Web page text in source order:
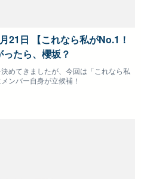
21日 【これなら私がNo.1！
たら、櫻坂？
めてきましたが、今回は「これなら私
ンバー自身が立候補！